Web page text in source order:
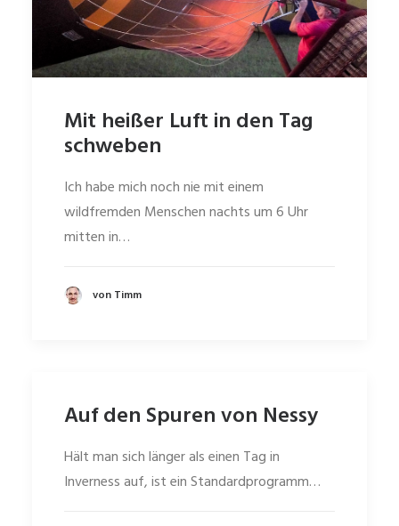
Mit heißer Luft in den Tag
schweben
Ich habe mich noch nie mit einem
wildfremden Menschen nachts um 6 Uhr
mitten in…
von Timm
Auf den Spuren von Nessy
Hält man sich länger als einen Tag in
Inverness auf, ist ein Standardprogramm…